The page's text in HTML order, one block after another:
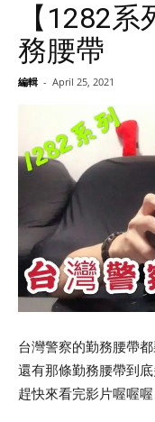
【1282
務腰帶
編輯 - April 25, 2021
台灣警察的勤務腰帶
還有那條勤務腰帶到
趕快來看完影片喔喔喔